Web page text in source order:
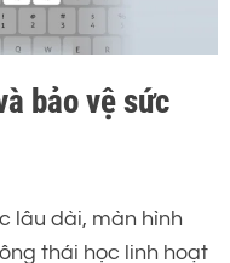
bảo vệ sức
lâu dài, màn hình
thái học linh hoạt